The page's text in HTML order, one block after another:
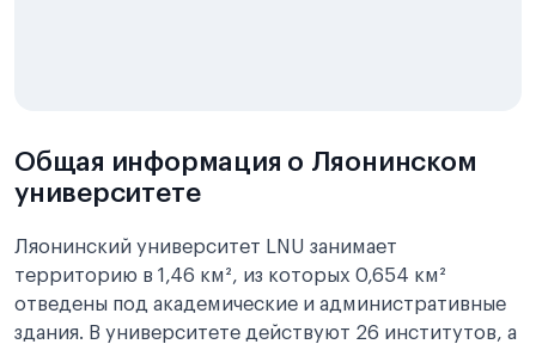
Общая информация о Ляонинском
университете
Ляонинский университет LNU занимает
территорию в 1,46 км², из которых 0,654 км²
отведены под академические и административные
здания. В университете действуют 26 институтов, а